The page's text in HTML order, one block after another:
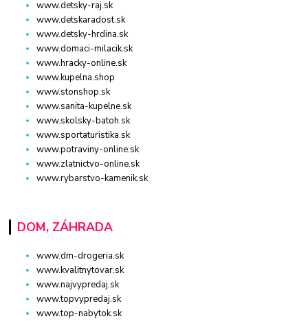
www.detsky-raj.sk
www.detskaradost.sk
www.detsky-hrdina.sk
www.domaci-milacik.sk
www.hracky-online.sk
www.kupelna.shop
www.stonshop.sk
www.sanita-kupelne.sk
www.skolsky-batoh.sk
www.sportaturistika.sk
www.potraviny-online.sk
www.zlatnictvo-online.sk
www.rybarstvo-kamenik.sk
DOM, ZÁHRADA
www.dm-drogeria.sk
www.kvalitnytovar.sk
www.najvypredaj.sk
www.topvypredaj.sk
www.top-nabytok.sk